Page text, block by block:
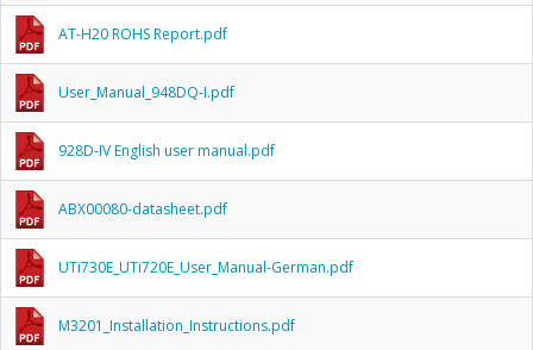
AT-H20 ROHS Report.pdf
User_Manual_948DQ-I.pdf
928D-IV English user manual.pdf
ABX00080-datasheet.pdf
UTi730E_UTi720E_User_Manual-German.pdf
M3201_Installation_Instructions.pdf